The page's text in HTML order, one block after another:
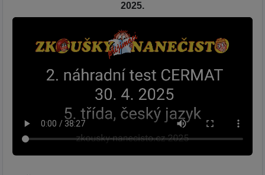
2025.